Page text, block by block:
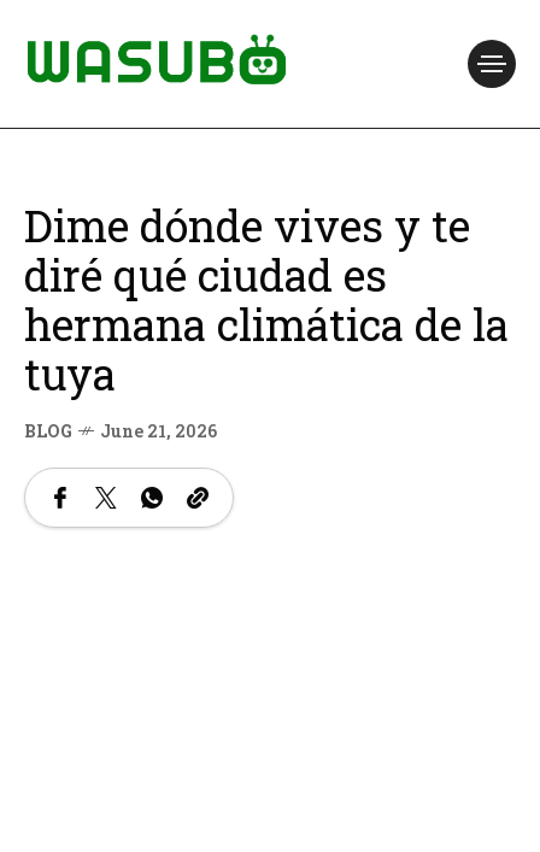
Dime dónde vives y te
diré qué ciudad es
hermana climática de la
tuya
BLOG June 21, 2026